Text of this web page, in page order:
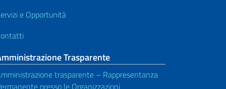
e Opportunità
Trasparente
trasparente – Rappresentanza
presso le Organizzazioni